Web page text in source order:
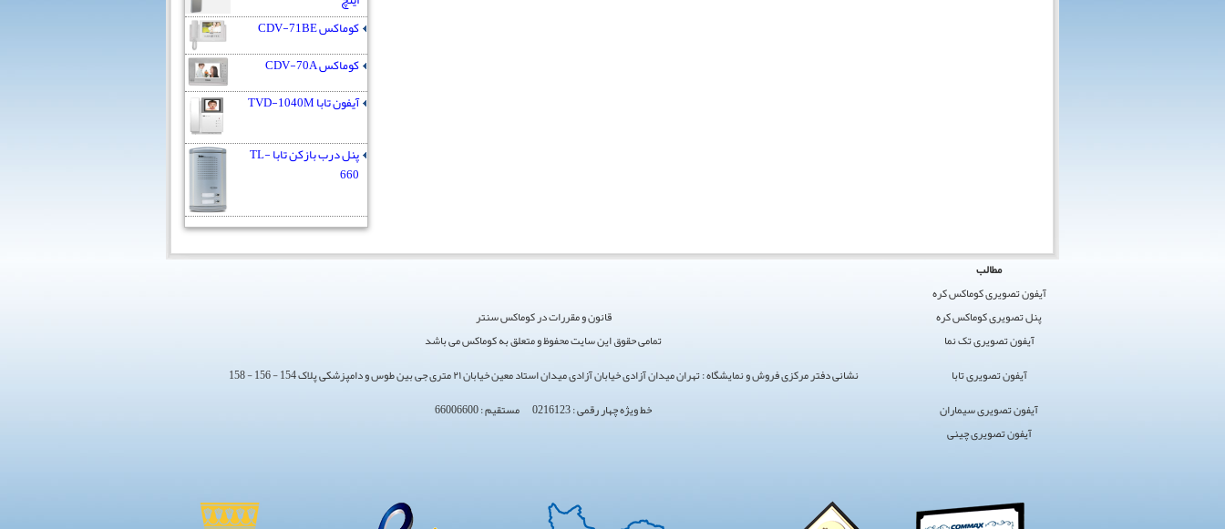
کوماکس CDV-71BE
کوماکس CDV-70A
آیفون تابا TVD-1040M
پنل درب بازکن تابا TL-
660
کوماکس
ایران
کوماکس
تصویری
سایت
برگزیده
مطالب
آیفون تصویری کوماکس کره
پنل تصویری کوماکس کره
قانون و مقررات در کوماکس سنتر
آیفون تصویری تک نما
تمامی حقوق این سایت محفوظ و متعلق به کوماکس می باشد
آیفون تصویری تابا
نشانی دفتر مرکزی فروش و نمایشگاه : تهران میدان آزادی خیابان آزادی میدان استاد معین خیابان ۲۱ متری جی بین طوس و دامپزشکی پلاک 154 - 156 - 158
آیفون تصویری سیماران
خط ویژه چهار رقمی : 0216123 مستقیم : 66006600
آیفون تصویری چینی